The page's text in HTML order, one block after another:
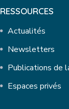
RESSOURCES
Actualités
Newsletters
Publications de
Espaces privés